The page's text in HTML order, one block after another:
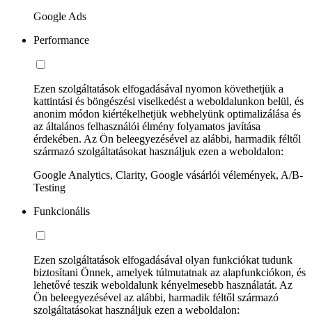
Google Ads
Performance
Ezen szolgáltatások elfogadásával nyomon követhetjük a
kattintási és böngészési viselkedést a weboldalunkon belül, és
anonim módon kiértékelhetjük webhelyünk optimalizálása és
az általános felhasználói élmény folyamatos javítása
érdekében. Az Ön beleegyezésével az alábbi, harmadik féltől
származó szolgáltatásokat használjuk ezen a weboldalon:
Google Analytics, Clarity, Google vásárlói vélemények, A/B-
Testing
Funkcionális
Ezen szolgáltatások elfogadásával olyan funkciókat tudunk
biztosítani Önnek, amelyek túlmutatnak az alapfunkciókon, és
lehetővé teszik weboldalunk kényelmesebb használatát. Az
Ön beleegyezésével az alábbi, harmadik féltől származó
szolgáltatásokat használjuk ezen a weboldalon: